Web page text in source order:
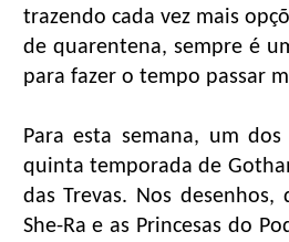
trazendo cada vez mais
de quarentena, sempre é
para fazer o tempo passar
Para esta semana, um
quinta temporada de
das Trevas. Nos
She-Ra e as Princesas do